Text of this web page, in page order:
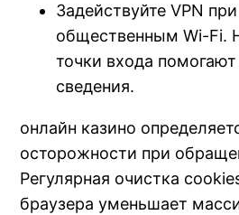
Задействуйте VPN
общественным Wi-Fi.
точки входа
сведения.
онлайн казино
осторожности при
Регулярная очистка
браузера уменьшает